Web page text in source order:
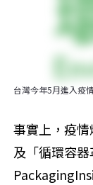
台灣今年5月進入疫
事實上，疫
及「循環容